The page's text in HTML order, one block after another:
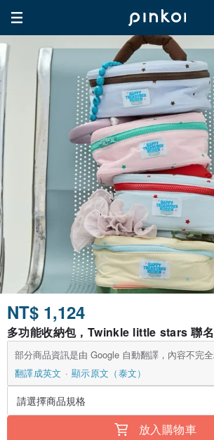
NT$ 1,124
多功能收納包，Twinkle little stars 聯
部分商品資訊是由 Google 自動翻譯，內容不完全
翻譯成英文
顯示原文（泰文）
放入購物車